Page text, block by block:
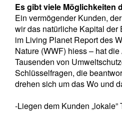
Es gibt viele Möglichkeiten
Ein vermögender Kunden,
wir das natürliche Kapital der
im Living Planet Report des
Nature (WWF) hiess – hat
Tausenden von
Schlüsselfragen, die
drehen sich um das Wo und
-Liegen dem Kunden